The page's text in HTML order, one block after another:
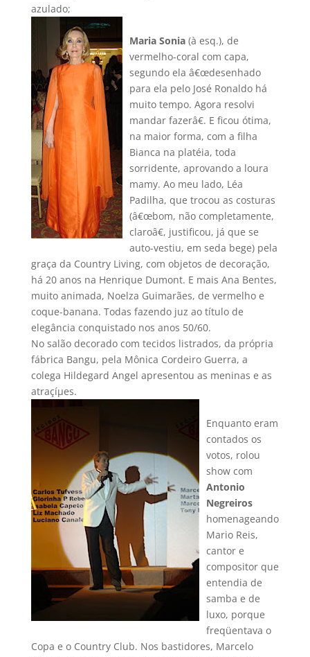
azulado;
Maria Sonia(à esq.), de
vermelho-coral com capa,
segundo ela â€œdesenhado
para ela pelo José Ronaldo há
muito tempo. Agora resolvi
mandar fazerâ€. E ficou ótima,
na maior forma, com a filha
Bianca na platéia, toda
sorridente, aprovando a loura
mamy. Ao meu lado, Léa
Padilha, que trocou as costuras
(â€œbom, não completamente,
claroâ€, justificou, já que se
auto-vestiu, em seda bege) pela
graça da Country Living, com objetos de decoração,
há 20 anos na Henrique Dumont. E mais Ana Bentes,
muito animada, Noelza Guimarães, de vermelho e
coque-banana. Todas fazendo juz ao tí­tulo de
elegância conquistado nos anos 50/60.
No salão decorado com tecidos listrados, da própria
fábrica Bangu, pela Mônica Cordeiro Guerra, a
colega Hildegard Angel apresentou as meninas e as
atraçíµes.
Enquanto eram
contados os
votos, rolou
show com
Antonio
Negreiros
homenageando
Mario Reis,
cantor e
compositor que
entendia de
samba e de
luxo, porque
freqüentava o
Copa e o Country Club. Nos bastidores, Marcelo